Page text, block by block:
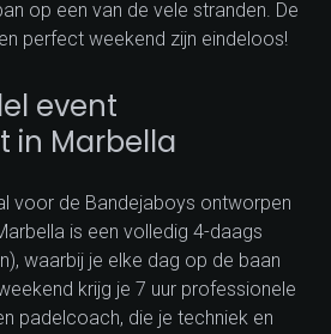
op een van de vele stranden. De
perfect weekend zijn eindeloos!
event
in Marbella
voor de Bandejaboys ontworpen
is een volledig 4-daags
waarbij je elke dag op de baan
krijg je 7 uur professionele
padelcoach, die je techniek en